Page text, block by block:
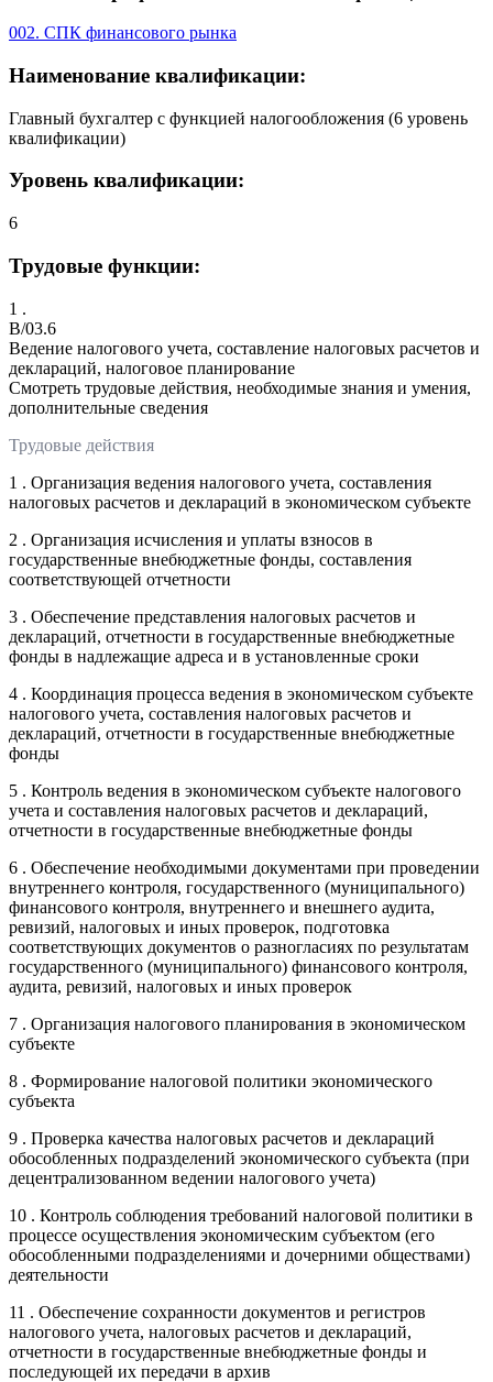
002. СПК финансового рынка
Наименование квалификации:
Главный бухгалтер с функцией налогообложения (6 уровень
квалификации)
Уровень квалификации:
6
Трудовые функции:
1 .
B/03.6
Ведение налогового учета, составление налоговых расчетов и
деклараций, налоговое планирование
Смотреть трудовые действия, необходимые знания и умения,
дополнительные сведения
Трудовые действия
1 . Организация ведения налогового учета, составления
налоговых расчетов и деклараций в экономическом субъекте
2 . Организация исчисления и уплаты взносов в
государственные внебюджетные фонды, составления
соответствующей отчетности
3 . Обеспечение представления налоговых расчетов и
деклараций, отчетности в государственные внебюджетные
фонды в надлежащие адреса и в установленные сроки
4 . Координация процесса ведения в экономическом субъекте
налогового учета, составления налоговых расчетов и
деклараций, отчетности в государственные внебюджетные
фонды
5 . Контроль ведения в экономическом субъекте налогового
учета и составления налоговых расчетов и деклараций,
отчетности в государственные внебюджетные фонды
6 . Обеспечение необходимыми документами при проведении
внутреннего контроля, государственного (муниципального)
финансового контроля, внутреннего и внешнего аудита,
ревизий, налоговых и иных проверок, подготовка
соответствующих документов о разногласиях по результатам
государственного (муниципального) финансового контроля,
аудита, ревизий, налоговых и иных проверок
7 . Организация налогового планирования в экономическом
субъекте
8 . Формирование налоговой политики экономического
субъекта
9 . Проверка качества налоговых расчетов и деклараций
обособленных подразделений экономического субъекта (при
децентрализованном ведении налогового учета)
10 . Контроль соблюдения требований налоговой политики в
процессе осуществления экономическим субъектом (его
обособленными подразделениями и дочерними обществами)
деятельности
11 . Обеспечение сохранности документов и регистров
налогового учета, налоговых расчетов и деклараций,
отчетности в государственные внебюджетные фонды и
последующей их передачи в архив